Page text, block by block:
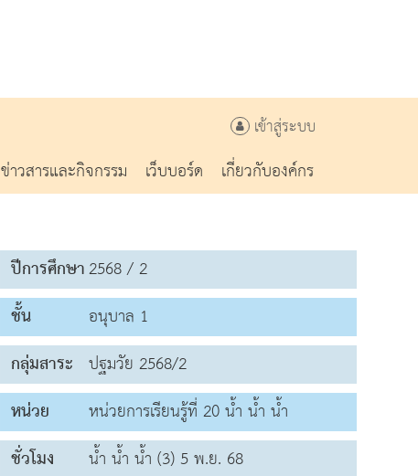
เข้าสู่ระบบ
ข่าวสารและกิจกรรม เว็บบอร์ด
เกี่ยวกับองค์กร
ปีการศึกษา2568 / 2
ชั้น
อนุบาล 1
กลุ่มสาระ ปฐมวัย 2568/2
หน่วย
หน่วยการเรียนรู้ที่ 20 น้ำ น้ำ น้ำ
ชั่วโมง
น้ำ น้ำ น้ำ (3) 5 พ.ย. 68